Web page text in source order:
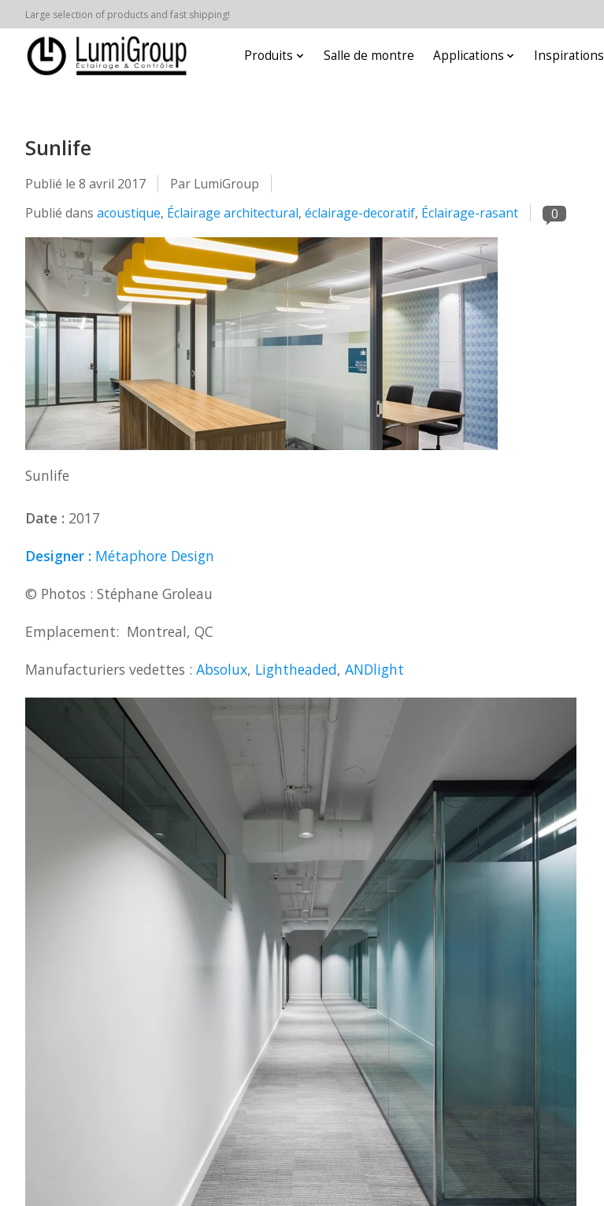
Large selection of products and fast shipping!
Produits Salle de montre Applications Inspirations
Sunlife
Publié le 8 avril 2017
Par LumiGroup
Publié dans acoustique, Éclairage architectural, éclairage-decoratif, Éclairage-rasant 0
Sunlife
Date : 2017
Designer : Métaphore Design
© Photos : Stéphane Groleau
Emplacement: Montreal, QC
Manufacturiers vedettes : Absolux, Lightheaded, ANDlight